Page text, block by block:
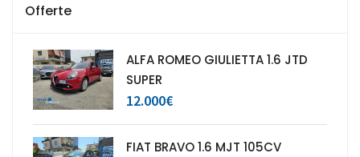
Offerte
ALFA ROMEO GIULIETTA 1.6 JTD
SUPER
12.000€
FIAT BRAVO 1.6 MJT 105CV